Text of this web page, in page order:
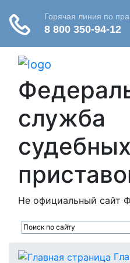
служба
судебных
Не официальный сайт